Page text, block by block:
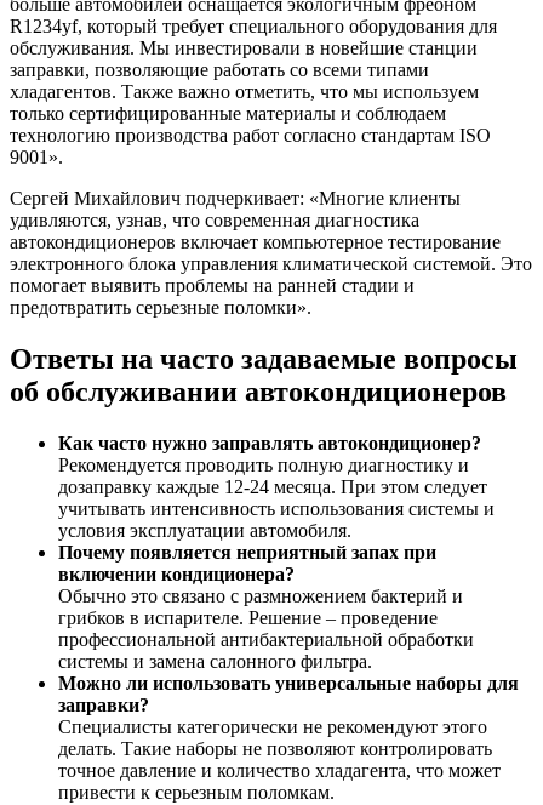
больше автомобилей оснащается экологичным фреоном
R1234yf, который требует специального оборудования для
обслуживания. Мы инвестировали в новейшие станции
заправки, позволяющие работать со всеми типами
хладагентов. Также важно отметить, что мы используем
только сертифицированные материалы и соблюдаем
технологию производства работ согласно стандартам ISO
9001».
Сергей Михайлович подчеркивает: «Многие клиенты
удивляются, узнав, что современная диагностика
автокондиционеров включает компьютерное тестирование
электронного блока управления климатической системой. Это
помогает выявить проблемы на ранней стадии и
предотвратить серьезные поломки».
Ответы на часто задаваемые вопросы
об обслуживании автокондиционеров
Как часто нужно заправлять автокондиционер?
Рекомендуется проводить полную диагностику и
дозаправку каждые 12-24 месяца. При этом следует
учитывать интенсивность использования системы и
условия эксплуатации автомобиля.
Почему появляется неприятный запах при
включении кондиционера?
Обычно это связано с размножением бактерий и
грибков в испарителе. Решение – проведение
профессиональной антибактериальной обработки
системы и замена салонного фильтра.
Можно ли использовать универсальные наборы для
заправки?
Специалисты категорически не рекомендуют этого
делать. Такие наборы не позволяют контролировать
точное давление и количество хладагента, что может
привести к серьезным поломкам.